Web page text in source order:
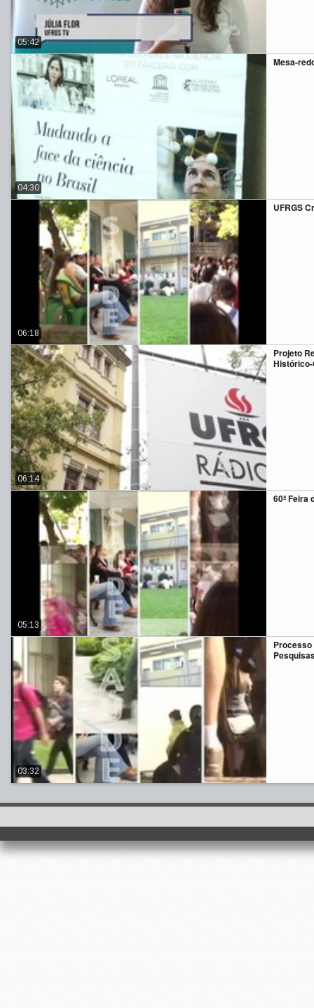
05:42
Mesa-
04:30
UFRGS
06:18
Projeto
Histórico-
06:14
60ª Feira
05:13
Processo
03:32